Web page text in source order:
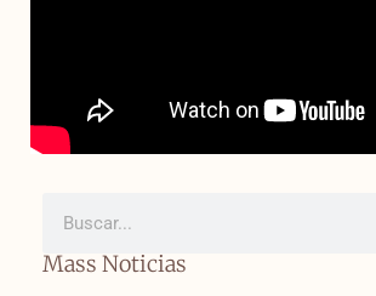
Mass Noticias